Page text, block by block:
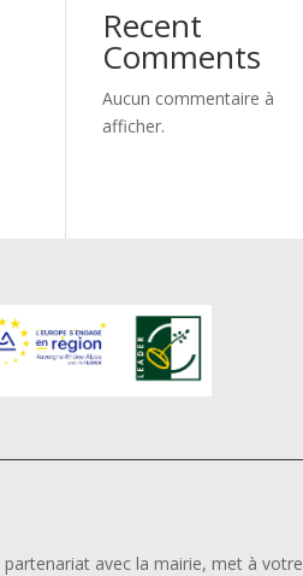
Recent
Comments
Aucun commentaire à
afficher.
avec la mairie, met à votre